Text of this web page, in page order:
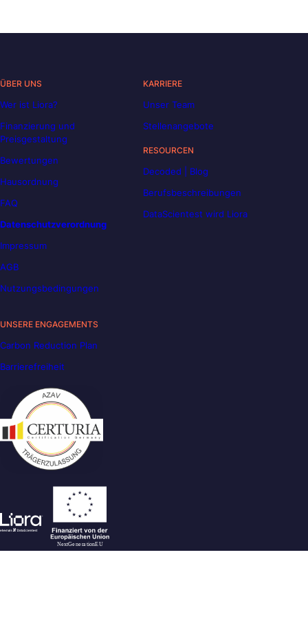
ÜBER UNS
Wer ist Liora?
Finanzierung und
Preisgestaltung
Bewertungen
Hausordnung
FAQ
Datenschutzverordnung
Impressum
AGB
Nutzungsbedingungen
KARRIERE
Unser Team
Stellenangebote
RESOURCEN
Decoded | Blog
Berufsbeschreibungen
DataScientest wird Liora
UNSERE ENGAGEMENTS
Carbon Reduction Plan
Barrierefreiheit